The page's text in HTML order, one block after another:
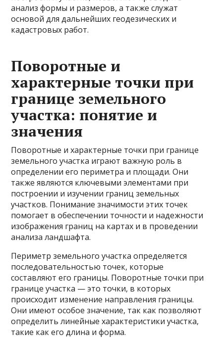
анализ формы и размеров, а также служат
основой для дальнейших геодезических и
кадастровых работ.
Поворотные и
характерные точки при
границе земельного
участка: понятие и
значения
Поворотные и характерные точки при границе
земельного участка играют важную роль в
определении его периметра и площади. Они
также являются ключевыми элементами при
построении и изучении границ земельных
участков. Понимание значимости этих точек
помогает в обеспечении точности и надежности
изображения границ на картах и в проведении
анализа ландшафта.
Периметр земельного участка определяется
последовательностью точек, которые
составляют его границы. Поворотные точки при
границе участка — это точки, в которых
происходит изменение направления границы.
Они имеют особое значение, так как позволяют
определить линейные характеристики участка,
такие как его длина и форма.